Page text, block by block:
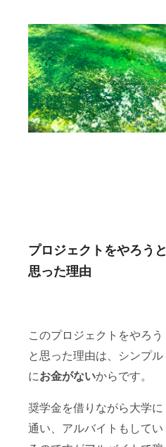
プロジェクトをやろうと
思った理由
このプロジェクトをやろう
と思った理由は、シンプル
にお金がないからです。
奨学金を借りながら大学に
通い、アルバイトもしてい